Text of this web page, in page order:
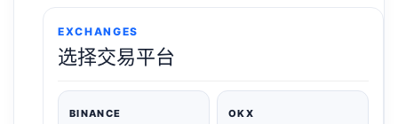
EXCHANGES
选择交易平台
BINANCE OKX